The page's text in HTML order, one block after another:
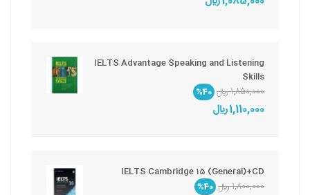
IELTS Advantage Speaking and Listening
Skills
1,850,000 ريال
%40
1,110,000 ريال
IELTS Cambridge 15 (General)+CD
1,800,000 ريال
%40